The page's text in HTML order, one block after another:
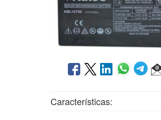
Características: